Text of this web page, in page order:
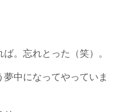
。忘れとった（笑）。
中になってやっていま